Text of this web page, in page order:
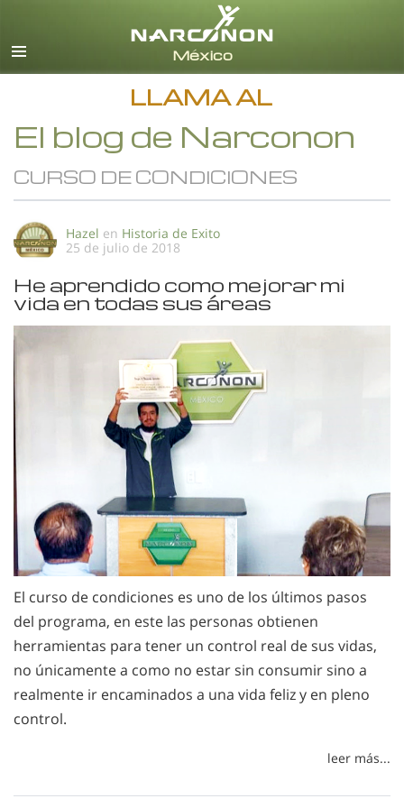
Español
Todas las Regiones/Idiomas
LLAMA AL
El blog de Narconon
CURSO DE CONDICIONES
Hazel en Historia de Exito
25 de julio de 2018
He aprendido como mejorar mi
vida en todas sus áreas
El curso de condiciones es uno de los últimos pasos
del programa, en este las personas obtienen
herramientas para tener un control real de sus vidas,
no únicamente a como no estar sin consumir sino a
realmente ir encaminados a una vida feliz y en pleno
control.
leer más...